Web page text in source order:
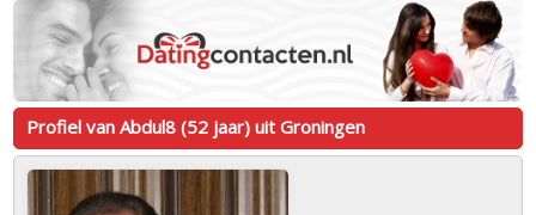
Profiel van Abdul8 (52 jaar) uit Groningen